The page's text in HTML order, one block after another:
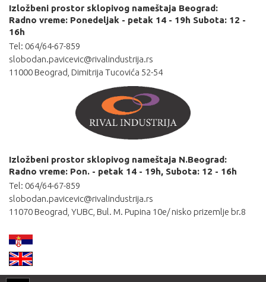
Izložbeni prostor sklopivog nameštaja Beograd:
Radno vreme: Ponedeljak - petak 14 - 19h Subota: 12 -
16h
Tel: 064/64-67-859
slobodan.pavicevic@rivalindustrija.rs
11000 Beograd, Dimitrija Tucovića 52-54
Izložbeni prostor sklopivog nameštaja N.Beograd:
Radno vreme: Pon. - petak 14 - 19h, Subota: 12 - 16h
Tel: 064/64-67-859
slobodan.pavicevic@rivalindustrija.rs
11070 Beograd, YUBC, Bul. M. Pupina 10e/ nisko prizemlje br.8